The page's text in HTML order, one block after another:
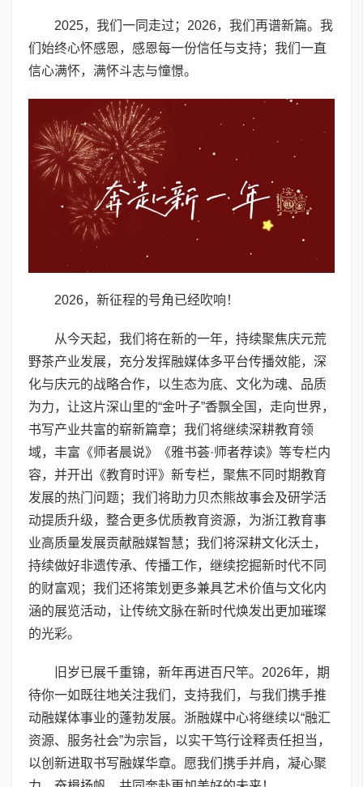
2025，我们一同走过；2026，我们再谱新篇。我
们始终心怀感恩，感恩每一份信任与支持；我们一直
信心满怀，满怀斗志与憧憬。
2026，新征程的号角已经吹响！
从今天起，我们将在新的一年，持续聚焦庆元荒
野茶产业发展，充分发挥融媒体多平台传播效能，深
化与庆元的战略合作，以生态为底、文化为魂、品质
为力，让这片深山里的“金叶子”香飘全国，走向世界，
书写产业共富的崭新篇章；我们将继续深耕教育领
域，丰富《师者晨说》《雅书荟·师者荐读》等专栏内
容，并开出《教育时评》新专栏，聚焦不同时期教育
发展的热门问题；我们将助力贝杰熊故事会及研学活
动提质升级，整合更多优质教育资源，为浙江教育事
业高质量发展贡献融媒智慧；我们将深耕文化沃土，
持续做好非遗传承、传播工作，继续挖掘新时代不同
的财富观；我们还将策划更多兼具艺术价值与文化内
涵的展览活动，让传统文脉在新时代焕发出更加璀璨
的光彩。
旧岁已展千重锦，新年再进百尺竿。2026年，期
待你一如既往地关注我们，支持我们，与我们携手推
动融媒体事业的蓬勃发展。浙融媒中心将继续以“融汇
资源、服务社会”为宗旨，以实干笃行诠释责任担当，
以创新进取书写融媒华章。愿我们携手并肩，凝心聚